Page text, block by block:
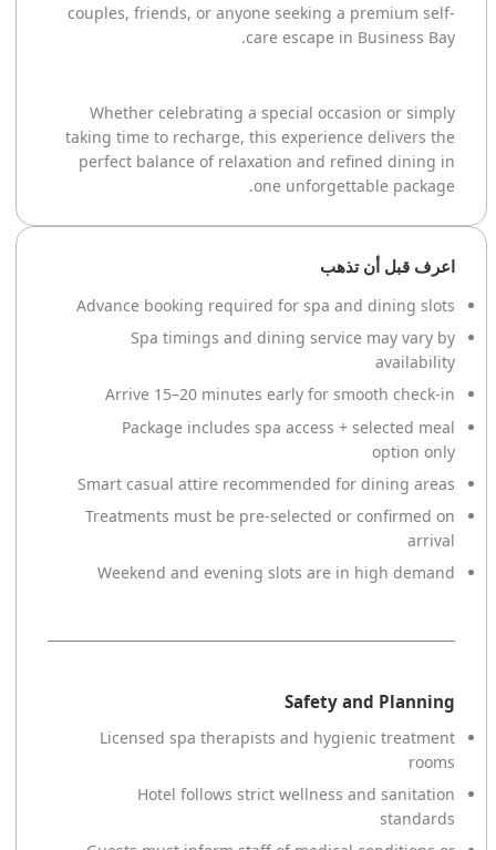
couples, friends, or anyone seeking a premium self-
care escape in Business Bay.
Whether celebrating a special occasion or simply
taking time to recharge, this experience delivers the
perfect balance of relaxation and refined dining in
one unforgettable package.
اعرف قبل أن تذهب
Advance booking required for spa and dining slots
Spa timings and dining service may vary by
availability
Arrive 15–20 minutes early for smooth check-in
Package includes spa access + selected meal
option only
Smart casual attire recommended for dining areas
Treatments must be pre-selected or confirmed on
arrival
Weekend and evening slots are in high demand
Safety and Planning
Licensed spa therapists and hygienic treatment
rooms
Hotel follows strict wellness and sanitation
standards